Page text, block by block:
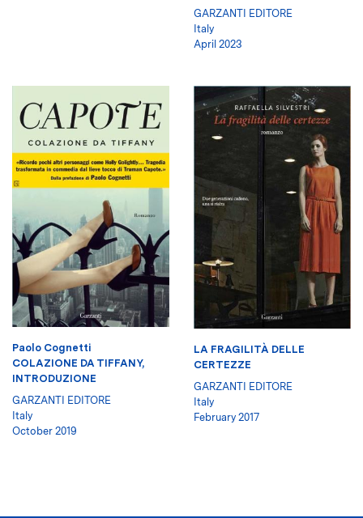
GARZANTI EDITORE
Italy
April 2023
Paolo Cognetti
COLAZIONE DA TIFFANY,
INTRODUZIONE
GARZANTI EDITORE
Italy
October 2019
LA FRAGILITÀ DELLE
CERTEZZE
GARZANTI EDITORE
Italy
February 2017